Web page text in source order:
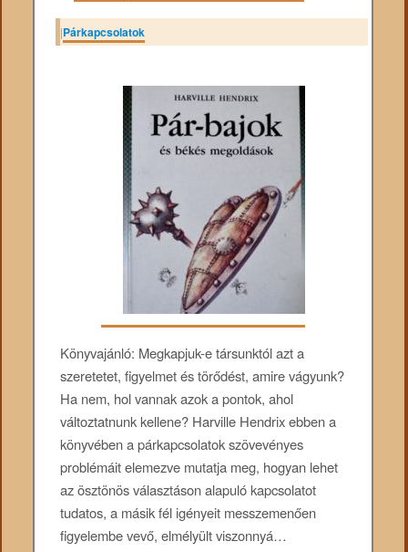
|Párkapcsolatok
Könyvajánló: Megkapjuk-e társunktól azt a
szeretetet, figyelmet és törődést, amire vágyunk?
Ha nem, hol vannak azok a pontok, ahol
változtatnunk kellene? Harville Hendrix ebben a
könyvében a párkapcsolatok szövevényes
problémáit elemezve mutatja meg, hogyan lehet
az ösztönös választáson alapuló kapcsolatot
tudatos, a másik fél igényeit messzemenően
figyelembe vevő, elmélyült viszonnyá…